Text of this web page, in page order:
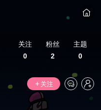
关注
0
粉丝
2
主题
0
关注